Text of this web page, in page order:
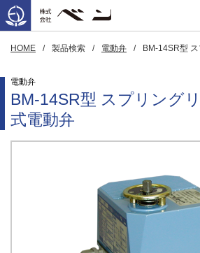
HOME 製品検索 電動弁 BM-14SR型
電動弁
BM-14SR型 スプリング
式電動弁